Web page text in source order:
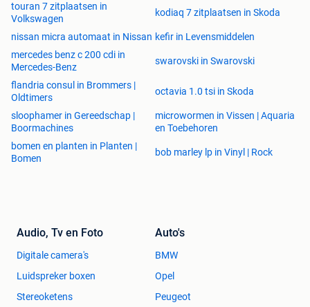
touran 7 zitplaatsen in
Volkswagen
kodiaq 7 zitplaatsen in Skoda
nissan micra automaat in Nissan kefir in Levensmiddelen
mercedes benz c 200 cdi in
Mercedes-Benz
swarovski in Swarovski
flandria consul in Brommers |
Oldtimers
octavia 1.0 tsi in Skoda
sloophamer in Gereedschap |
Boormachines
microwormen in Vissen | Aquaria
en Toebehoren
bomen en planten in Planten |
Bomen
bob marley lp in Vinyl | Rock
Audio, Tv en Foto
Digitale camera's
Luidspreker boxen
Stereoketens
Auto's
BMW
Opel
Peugeot